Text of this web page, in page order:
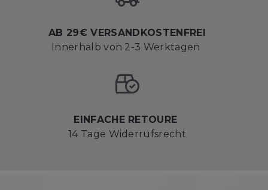
AB 29€ VERSANDKOSTENFREI
Innerhalb von 2-3 Werktagen
EINFACHE RETOURE
14 Tage Widerrufsrecht